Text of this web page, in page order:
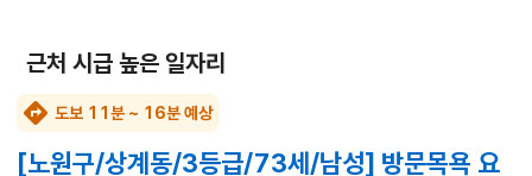
근처 시급 높은 일자리
도보 11분 ~ 16분 예상
[노원구/상계동/3등급/73세/남성] 방문목욕 요